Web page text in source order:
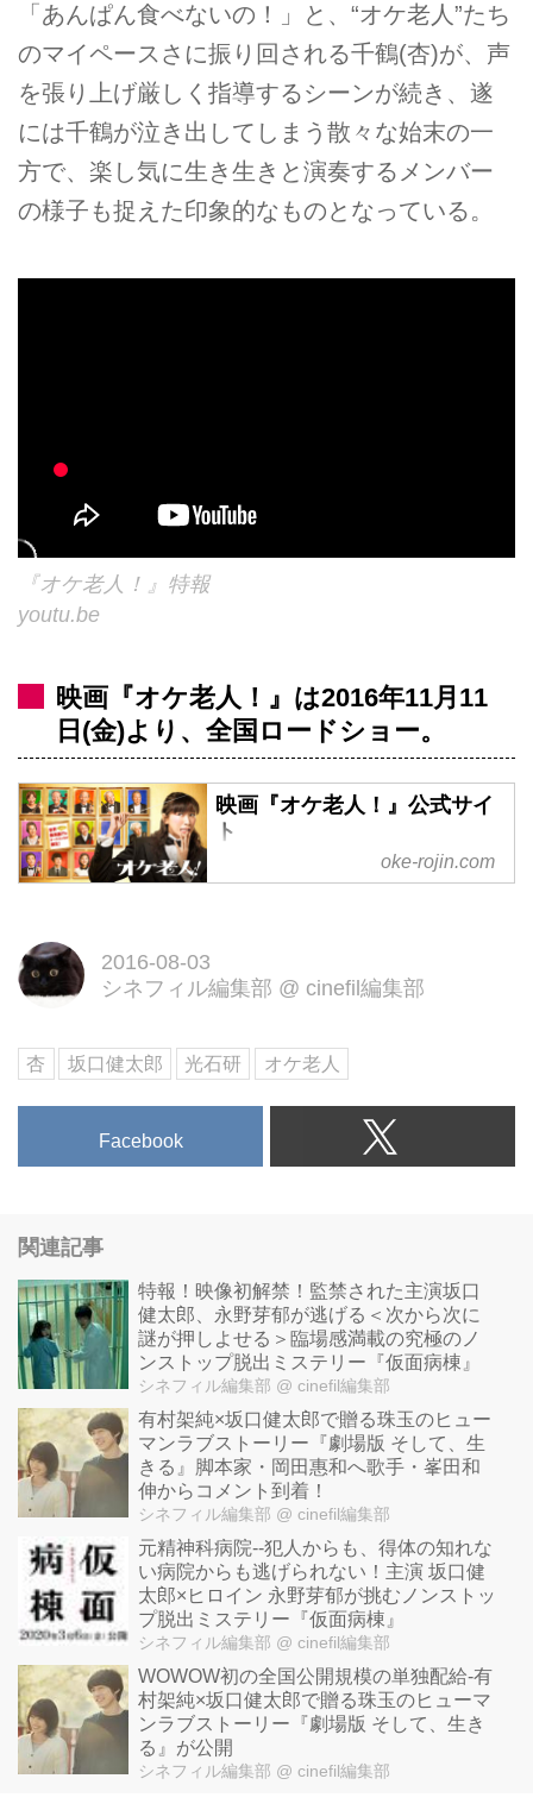
「あんぱん食べないの！」と、“オケ老人”たち
のマイペースさに振り回される千鶴(杏)が、声
を張り上げ厳しく指導するシーンが続き、遂
には千鶴が泣き出してしまう散々な始末の一
方で、楽し気に生き生きと演奏するメンバー
の様子も捉えた印象的なものとなっている。
『オケ老人！』特報
youtu.be
映画『オケ老人！』は2016年11月11
日(金)より、全国ロードショー。
映画『オケ老人！』公式サイ
ト
杏・映画初主演！映画『オケ老
oke-rojin.com
2016-08-03
シネフィル編集部 @ cinefil編集部
杏 坂口健太郎 光石研 オケ老人
Facebook
関連記事
特報！映像初解禁！監禁された主演坂口
健太郎、永野芽郁が逃げる＜次から次に
謎が押しよせる＞臨場感満載の究極のノ
ンストップ脱出ミステリー『仮面病棟』
シネフィル編集部 @ cinefil編集部
有村架純×坂口健太郎で贈る珠玉のヒュー
マンラブストーリー『劇場版 そして、生
きる』脚本家・岡田惠和へ歌手・峯田和
伸からコメント到着！
シネフィル編集部 @ cinefil編集部
元精神科病院--犯人からも、得体の知れな
い病院からも逃げられない！主演 坂口健
太郎×ヒロイン 永野芽郁が挑むノンストッ
プ脱出ミステリー『仮面病棟』
シネフィル編集部 @ cinefil編集部
WOWOW初の全国公開規模の単独配給-有
村架純×坂口健太郎で贈る珠玉のヒューマ
ンラブストーリー『劇場版 そして、生き
る』が公開
シネフィル編集部 @ cinefil編集部